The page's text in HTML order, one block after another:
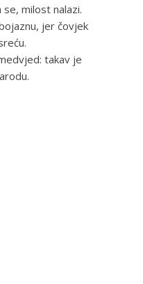
milost nalazi.
jer čovjek
takav je